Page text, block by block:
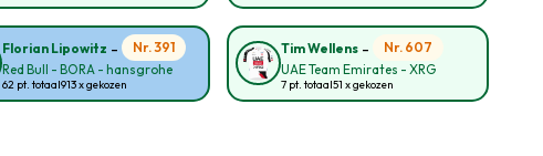
Florian Lipowitz -
Nr. 391
Red Bull - BORA - hansgrohe
62 pt. totaal913 x gekozen
Tim Wellens-
Nr. 607
UAE Team Emirates - XRG
7 pt. totaal51 x gekozen